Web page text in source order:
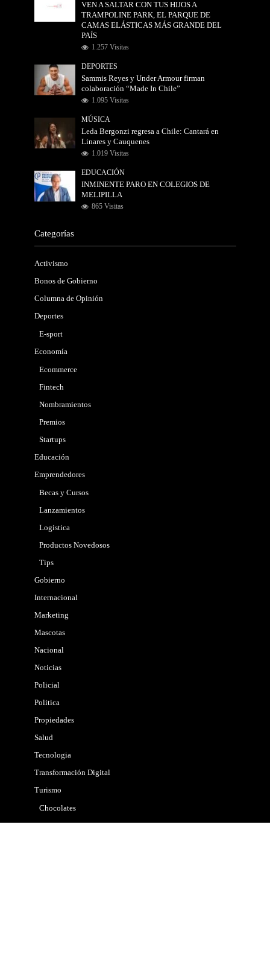
VEN A SALTAR CON TUS HIJOS A
TRAMPOLINE PARK, EL PARQUE DE
CAMAS ELÁSTICAS MÁS GRANDE DEL
PAÍS
1.257 Visitas
DEPORTES
Sammis Reyes y Under Armour firman
colaboración “Made In Chile”
1.095 Visitas
MÚSICA
Leda Bergonzi regresa a Chile: Cantará en
Linares y Cauquenes
1.019 Visitas
EDUCACIÓN
INMINENTE PARO EN COLEGIOS DE
MELIPILLA
865 Visitas
Categorías
Activismo
Bonos de Gobierno
Columna de Opinión
Deportes
E-sport
Economía
Ecommerce
Fintech
Nombramientos
Premios
Startups
Educación
Emprendedores
Becas y Cursos
Lanzamientos
Logistica
Productos Novedosos
Tips
Gobierno
Internacional
Marketing
Mascotas
Nacional
Noticias
Policial
Politica
Propiedades
Salud
Tecnologia
Transformación Digital
Turismo
Chocolates
Cultural